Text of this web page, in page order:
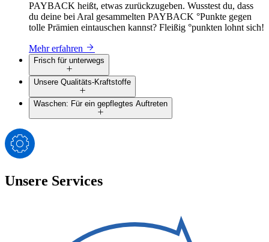
PAYBACK heißt, etwas zurückzugeben. Wusstest du, dass
du deine bei Aral gesammelten PAYBACK °Punkte gegen
tolle Prämien eintauschen kannst? Fleißig °punkten lohnt sich!
Mehr erfahren
Frisch für unterwegs
Unsere Qualitäts-Kraftstoffe
Waschen: Für ein gepflegtes Auftreten
Unsere Services